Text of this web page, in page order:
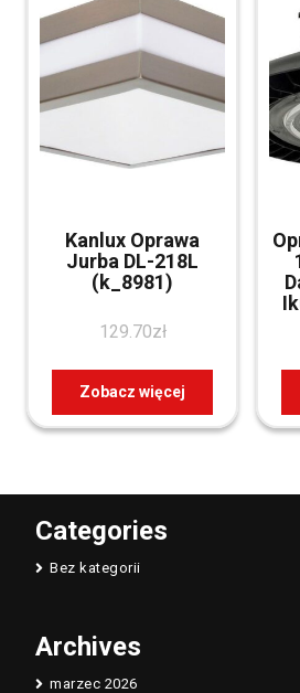
Kanlux Oprawa
Jurba DL-218L
(k_8981)
129.70zł
Zobacz więcej
Categories
Bez kategorii
Archives
marzec 2026